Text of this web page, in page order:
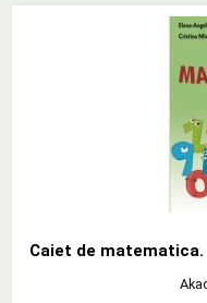
Caiet de matematica.